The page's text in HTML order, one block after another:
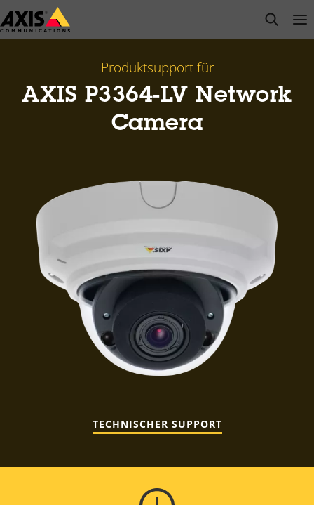
Zum
Hauptinhalt
open
Produktsupport für
AXIS P3364-LV Network
Camera
TECHNISCHER SUPPORT